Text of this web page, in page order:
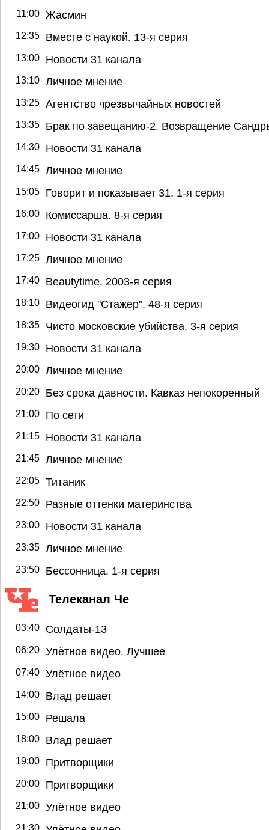
11:00 Жасмин
12:35 Вместе с наукой. 13-я серия
13:00 Новости 31 канала
13:10 Личное мнение
13:25 Агентство чрезвычайных новостей
13:35 Брак по завещанию-2. Возвращение
14:30 Новости 31 канала
14:45 Личное мнение
15:05 Говорит и показывает 31. 1-я серия
16:00 Комиссарша. 8-я серия
17:00 Новости 31 канала
17:25 Личное мнение
17:40 Beautytime. 2003-я серия
18:10 Видеогид "Стажер". 48-я серия
18:35 Чисто московские убийства. 3-я серия
19:30 Новости 31 канала
20:00 Личное мнение
20:20 Без срока давности. Кавказ непокоренный
21:00 По сети
21:15 Новости 31 канала
21:45 Личное мнение
22:05 Титаник
22:50 Разные оттенки материнства
23:00 Новости 31 канала
23:35 Личное мнение
23:50 Бессонница. 1-я серия
Телеканал Че
03:40 Солдаты-13
06:20 Улётное видео. Лучшее
07:40 Улётное видео
14:00 Влад решает
15:00 Решала
18:00 Влад решает
19:00 Притворщики
20:00 Притворщики
21:00 Улётное видео